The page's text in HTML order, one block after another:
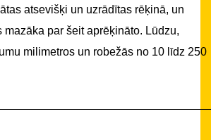
atsevišķi un uzrādītas rēķinā, un
mazāka par šeit aprēķināto. Lūdzu,
milimetros un robežās no 10 līdz 250